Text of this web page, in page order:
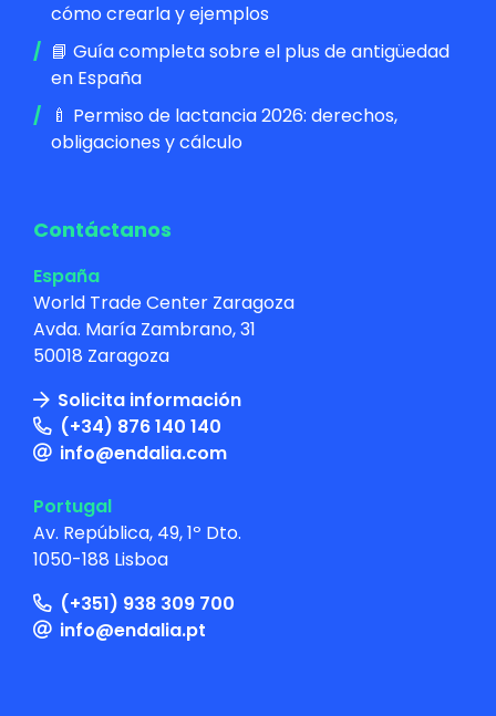
cómo crearla y ejemplos
📘 Guía completa sobre el plus de antigüedad
en España
🍼 Permiso de lactancia 2026: derechos,
obligaciones y cálculo
Contáctanos
España
World Trade Center Zaragoza
Avda. María Zambrano, 31
50018 Zaragoza
Solicita información
(+34) 876 140 140
info@endalia.com
Portugal
Av. República, 49, 1º Dto.
1050-188 Lisboa
(+351) 938 309 700
info@endalia.pt